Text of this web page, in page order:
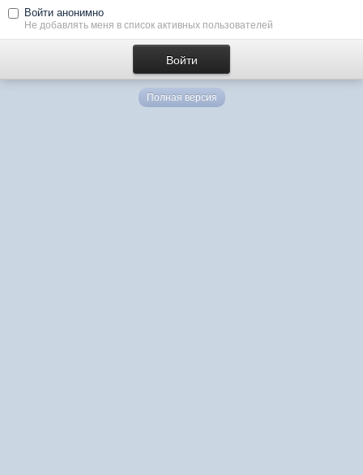
Войти анонимно
Не добавлять меня в список активных пользователей
Полная версия